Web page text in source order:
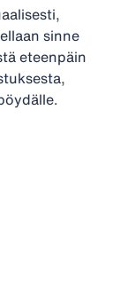
sinne
eteenpäin